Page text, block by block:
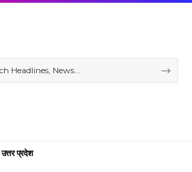
उत्तर प्रदेश